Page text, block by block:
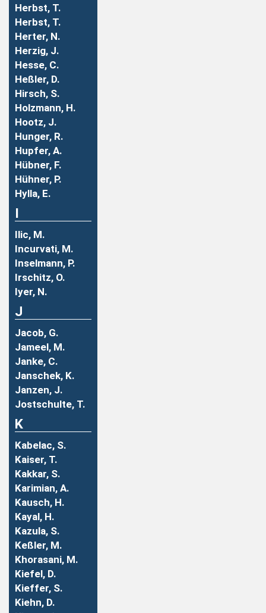
Herbst, T.
Herbst, T.
Herter, N.
Herzig, J.
Hesse, C.
Heßler, D.
Hirsch, S.
Holzmann, H.
Hootz, J.
Hunger, R.
Hupfer, A.
Hübner, F.
Hühner, P.
Hylla, E.
I
Ilic, M.
Incurvati, M.
Inselmann, P.
Irschitz, O.
Iyer, N.
J
Jacob, G.
Jameel, M.
Janke, C.
Janschek, K.
Janzen, J.
Jostschulte, T.
K
Kabelac, S.
Kaiser, T.
Kakkar, S.
Karimian, A.
Kausch, H.
Kayal, H.
Kazula, S.
Keßler, M.
Khorasani, M.
Kiefel, D.
Kieffer, S.
Kiehn, D.